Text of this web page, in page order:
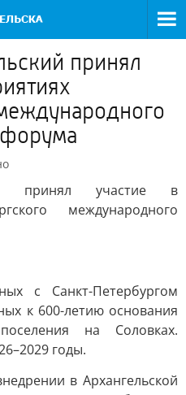
принял
принял участие в
международного
с Санкт-Петербургом
к 600-летию основания
на Соловках.
годы.
в Архангельской